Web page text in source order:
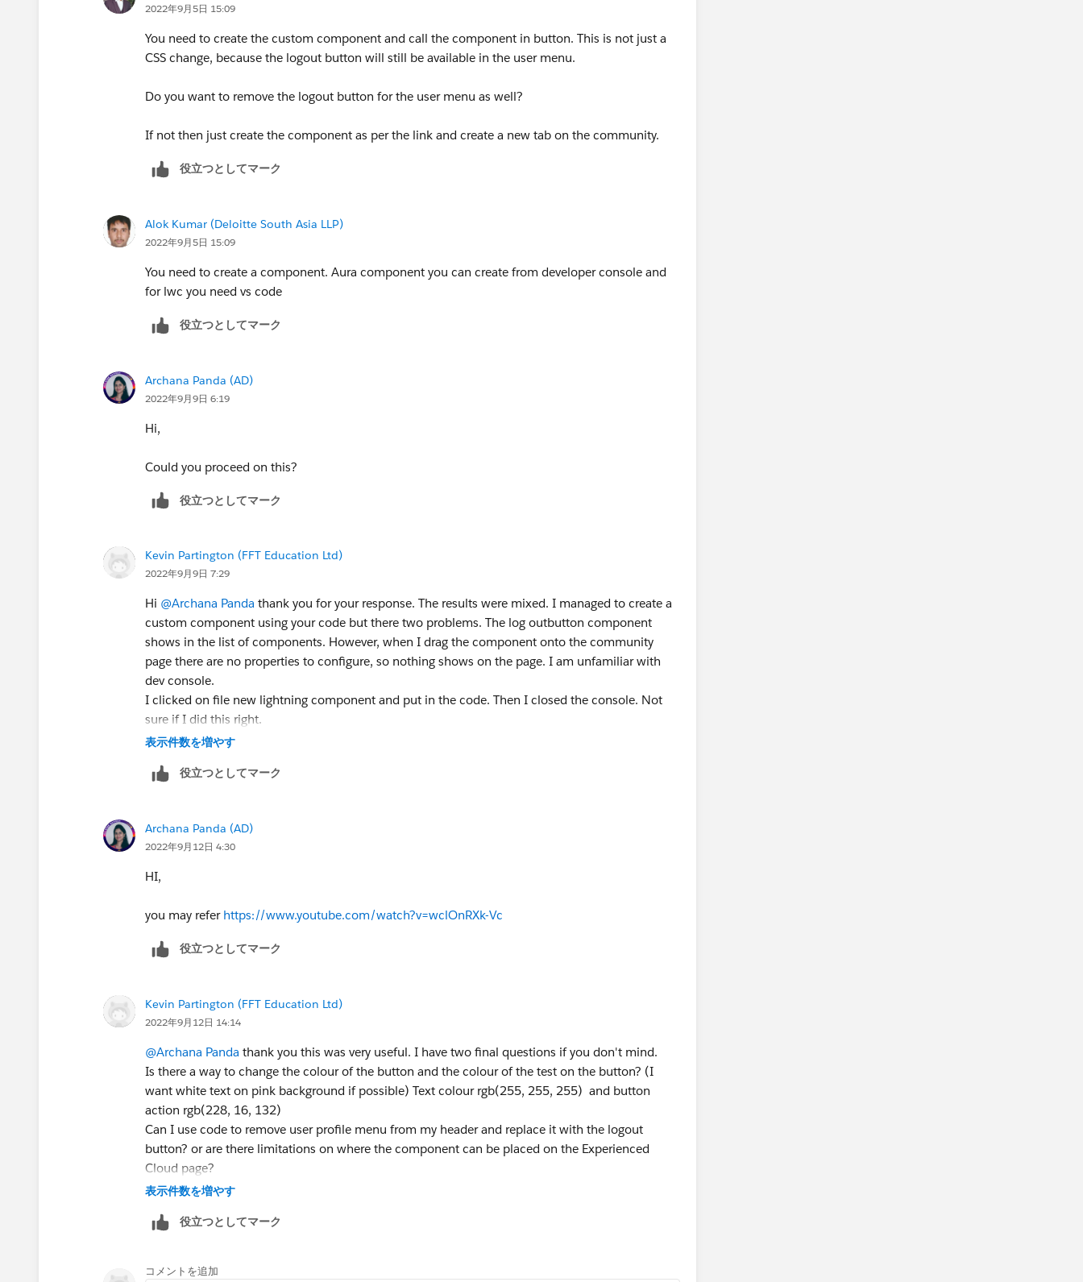
2022年9月5日 15:09
You need to create the custom component and call the component in button. This is not just a
CSS change, because the logout button will still be available in the user menu.
Do you want to remove the logout button for the user menu as well?
If not then just create the component as per the link and create a new tab on the community.
役立つとしてマーク
Alok Kumar (Deloitte South Asia LLP)
2022年9月5日 15:09
You need to create a component. Aura component you can create from developer console and
for lwc you need vs code
役立つとしてマーク
Archana Panda (AD)
2022年9月9日 6:19
Hi,
Could you proceed on this?
役立つとしてマーク
Kevin Partington (FFT Education Ltd)
2022年9月9日 7:29
Hi @Archana Panda thank you for your response. The results were mixed. I managed to create a
custom component using your code but there two problems. The log outbutton component
shows in the list of components. However, when I drag the component onto the community
page there are no properties to configure, so nothing shows on the page. I am unfamiliar with
dev console.
I clicked on file new lightning component and put in the code. Then I closed the console. Not
sure if I did this right.
Can you give me a step by guide on
Where to save the code?
Sorry for the follow up questions but I have no experience of the dev console
表示件数を増やす
役立つとしてマーク
Archana Panda (AD)
2022年9月12日 4:30
HI,
you may refer https://www.youtube.com/watch?v=wclOnRXk-Vc
役立つとしてマーク
Kevin Partington (FFT Education Ltd)
2022年9月12日 14:14
@Archana Panda thank you this was very useful. I have two final questions if you don't mind.
Is there a way to change the colour of the button and the colour of the test on the button? (I
want white text on pink background if possible) Text colour rgb(255, 255, 255) and button
action rgb(228, 16, 132)
Can I use code to remove user profile menu from my header and replace it with the logout
button? or are there limitations on where the component can be placed on the Experienced
Cloud page?
表示件数を増やす
役立つとしてマーク
コメントを追加